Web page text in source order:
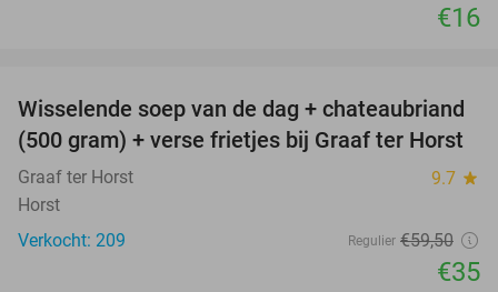
€16
41%
Wisselende soep van de dag + chateaubriand
(500 gram) + verse frietjes bij Graaf ter Horst
Graaf ter Horst 9.7 star
Horst
Verkocht: 209
Regulier €59,50
€35